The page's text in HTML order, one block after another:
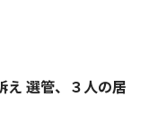
え 選管、３人の居